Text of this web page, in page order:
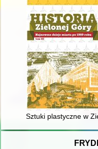
Sztuki plastyczne w